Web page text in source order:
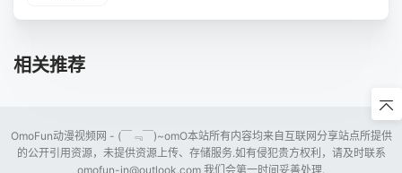
相关推荐
OmoFun动漫视频网 - (￣﹃￣)~omO本站所有内容均来自互联网分享站点所提供
的公开引用资源，未提供资源上传、存储服务.如有侵犯贵方权利，请及时联系
omofun-in@outlook.com 我们会第一时间妥善处理.